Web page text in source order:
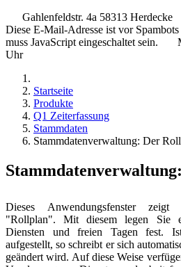
Gahlenfeldstr. 4a 58313 Herdecke
Diese E-Mail-Adresse ist vor
muss JavaScript eingeschaltet sein.
Uhr
Startseite
Produkte
Q1 Zeiterfassung
Stammdaten
Stammdatenverwaltung: Der
Dieses Anwendungsfenster
"Rollplan". Mit diesem legen Sie
Diensten und freien Tagen fest.
aufgestellt, so schreibt er sich
geändert wird. Auf diese Weise